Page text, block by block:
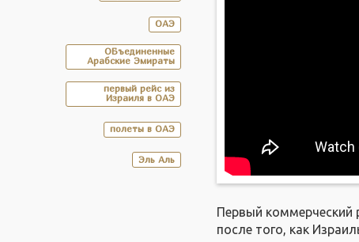
ОАЭ
ОБъединенные
Арабские Эмираты
первый рейс из
Израиля в ОАЭ
полеты в ОАЭ
Эль Аль
Первый коммерческий
после того, как